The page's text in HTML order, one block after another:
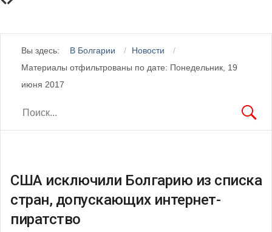
Вы здесь: В Болгарии
Новости
Материалы отфильтрованы по дате: Понедельник, 19
июня 2017
США исключили Болгарию из списка
стран, допускающих интернет-
пиратство